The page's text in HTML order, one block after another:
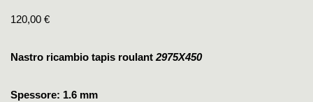
120,00 €
Nastro ricambio tapis roulant 2975X450
Spessore: 1.6 mm